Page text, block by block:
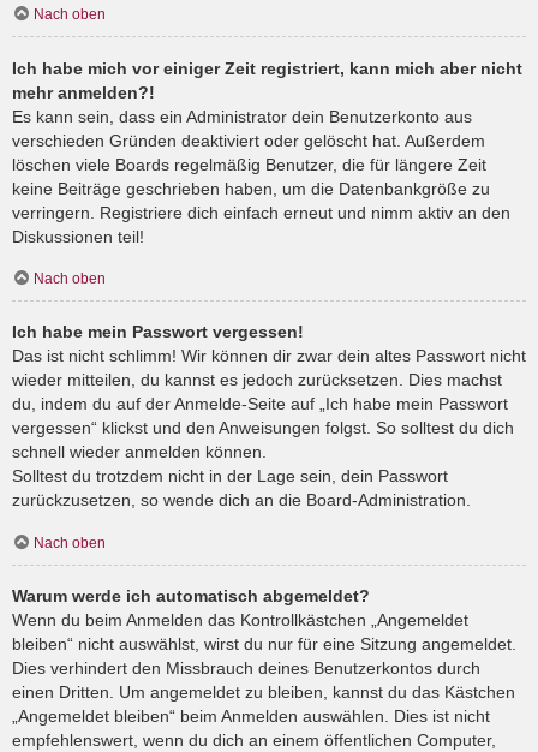
Nach oben
Ich habe mich vor einiger Zeit registriert, kann mich aber nicht
mehr anmelden?!
Es kann sein, dass ein Administrator dein Benutzerkonto aus
verschieden Gründen deaktiviert oder gelöscht hat. Außerdem
löschen viele Boards regelmäßig Benutzer, die für längere Zeit
keine Beiträge geschrieben haben, um die Datenbankgröße zu
verringern. Registriere dich einfach erneut und nimm aktiv an den
Diskussionen teil!
Nach oben
Ich habe mein Passwort vergessen!
Das ist nicht schlimm! Wir können dir zwar dein altes Passwort nicht
wieder mitteilen, du kannst es jedoch zurücksetzen. Dies machst
du, indem du auf der Anmelde-Seite auf „Ich habe mein Passwort
vergessen“ klickst und den Anweisungen folgst. So solltest du dich
schnell wieder anmelden können.
Solltest du trotzdem nicht in der Lage sein, dein Passwort
zurückzusetzen, so wende dich an die Board-Administration.
Nach oben
Warum werde ich automatisch abgemeldet?
Wenn du beim Anmelden das Kontrollkästchen „Angemeldet
bleiben“ nicht auswählst, wirst du nur für eine Sitzung angemeldet.
Dies verhindert den Missbrauch deines Benutzerkontos durch
einen Dritten. Um angemeldet zu bleiben, kannst du das Kästchen
„Angemeldet bleiben“ beim Anmelden auswählen. Dies ist nicht
empfehlenswert, wenn du dich an einem öffentlichen Computer,